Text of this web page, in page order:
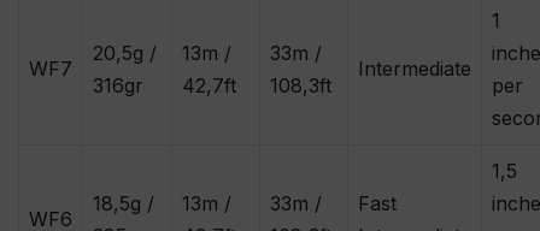
WF7
20,5g /
316gr
13m /
42,7ft
33m /
108,3ft
Intermediate
1
per
WF6
18,5g /
13m /
33m /
Fast
1,5